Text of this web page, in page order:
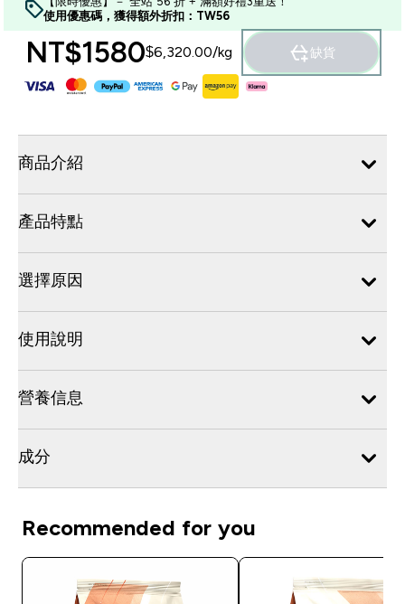
使用優惠碼，獲得額外折扣：TW56
NT$1580‎$6,320.00‎/kg 缺貨
商品介紹
產品特點
選擇原因
使用說明
營養信息
成分
Recommended for you